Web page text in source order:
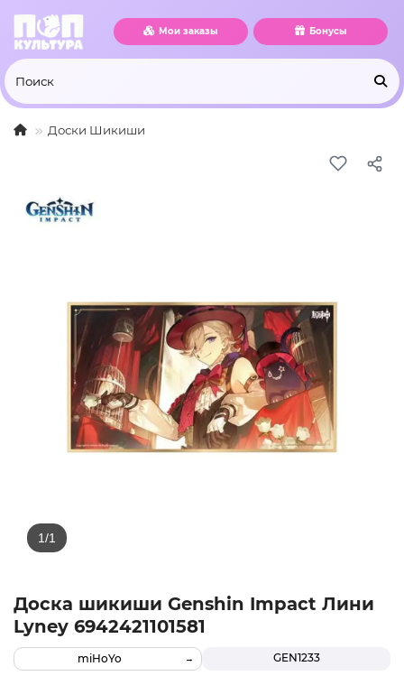
Мои заказы Бонусы
Доски Шикиши
Доска шикиши Genshin Impact Лини
Lyney 6942421101581
GEN1233
miHoYo